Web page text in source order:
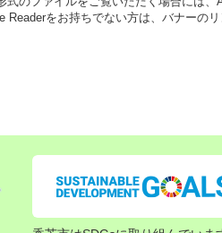
Readerをお持ちでない方は、バナーの